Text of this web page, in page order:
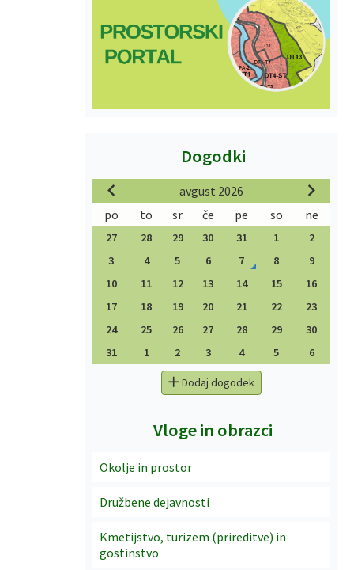
Dogodki
avgust 2026
po
to sr če pe so ne
27 28 29 30 31 1
2
3
4 5 6 7 8
9
10
11 12 13 14 15
16
17
18 19 20 21 22
23
24
25 26 27 28 29
30
31
1 2 3 4 5 6
Dodaj dogodek
Vloge in obrazci
Okolje in prostor
Družbene dejavnosti
Kmetijstvo, turizem (prireditve) in
gostinstvo